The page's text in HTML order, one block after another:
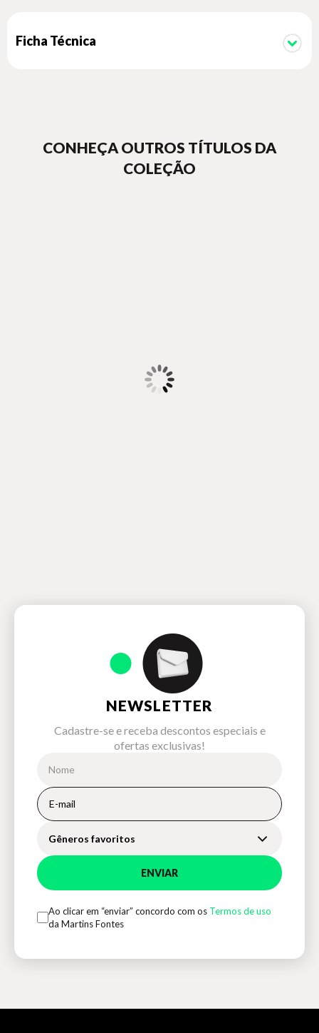
Ficha Técnica
CONHEÇA OUTROS TÍTULOS DA
COLEÇÃO
NEWSLETTER
Cadastre-se e receba descontos especiais e
ofertas exclusivas!
Gêneros favoritos
ENVIAR
Ao clicar em “enviar” concordo com os Termos de uso
da Martins Fontes